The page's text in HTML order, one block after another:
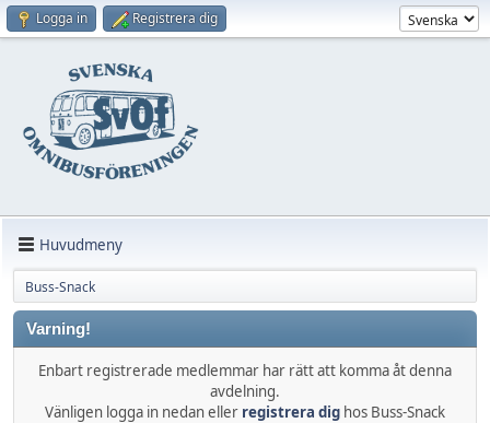
Logga in Registrera dig
Huvudmeny
Buss-Snack
Varning!
Enbart registrerade medlemmar har rätt att komma åt denna
avdelning.
Vänligen logga in nedan eller registrera dig hos Buss-Snack